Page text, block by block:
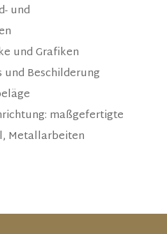
und
und Grafiken
Beschilderung
maßgefertigte
Metallarbeiten